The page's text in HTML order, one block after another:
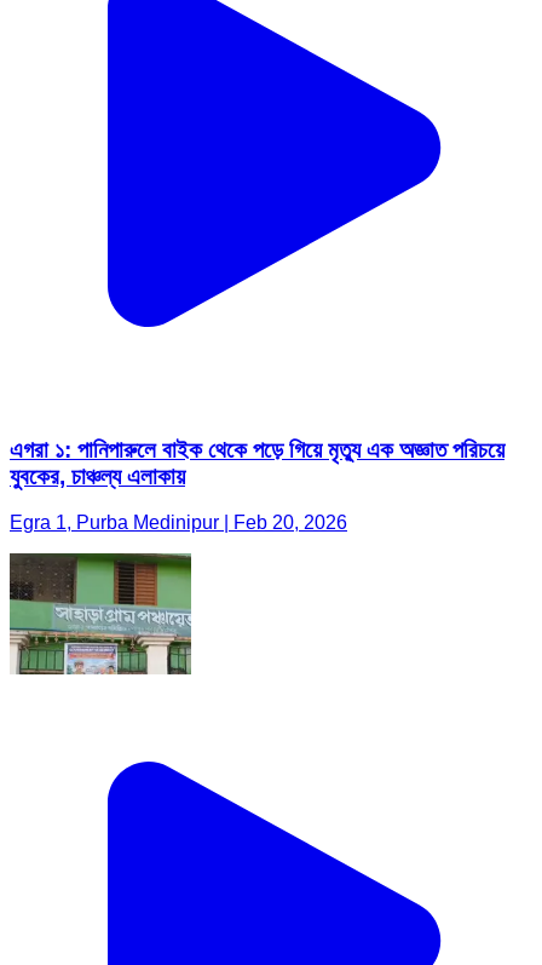
এগরা ১: পানিপারুলে বাইক থেকে পড়ে গিয়ে মৃত্যু এক অজ্ঞাত পরিচয়ে
যুবকের, চাঞ্চল্য এলাকায়
Egra 1, Purba Medinipur | Feb 20, 2026